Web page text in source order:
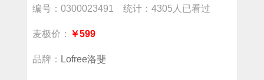
编号：0300023491 统计：4305人已看过
麦极价： ￥599
品牌： Lofree洛斐